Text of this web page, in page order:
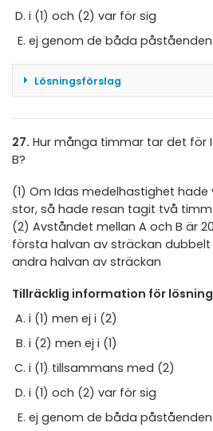
nytta av att en fjärdedel av
och vi har inte information
överhuvudtaget, för att inte
som var stora. Vi kan alltså
av askarna var stora (alltså
50 av dem vara lakrits. Då vi
100 lakritsaskar totalt och att
vi ha att övriga 50 var stora,
löst uppgiften. Svaret är alltså
i (1) och (2) var för sig
ej genom de båda
Lösningsförslag
procentuell nedsänkningen p.
Om man sänker ordinarie
X – 150 = 350
En ekvation och ett okänt
varan 500 kronor. Och
eller 0.30*500 = 150 kronor.
Påstående 1 räcker för att
Påstående 2 bidrar egentligen
information om det aktuella
vara A.
Svar: A
27. Hur många timmar tar det för
B?
(1) Om Idas medelhastighet
stor, så hade resan tagit två
(2) Avståndet mellan A och B är
första halvan av sträckan
andra halvan av sträckan
Tillräcklig information för
i (1) men ej i (2)
i (2) men ej i (1)
i (1) tillsammans med (2)
i (1) och (2) var för sig
ej genom de båda